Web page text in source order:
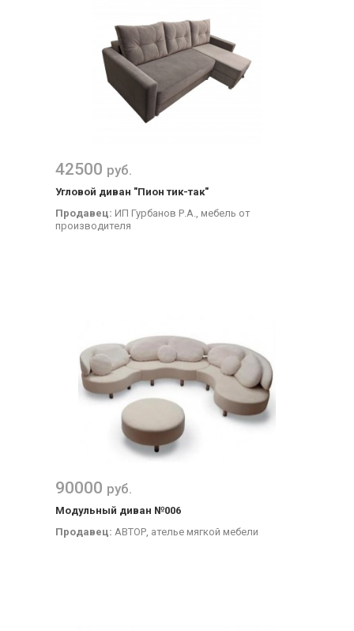
42500 руб.
Угловой диван "Пион тик-так"
Продавец: ИП Гурбанов Р.А., мебель от
производителя
90000 руб.
Модульный диван №006
Продавец: АВТОР, ателье мягкой мебели